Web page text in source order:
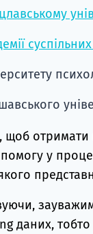
щоб
у
даних, тобто